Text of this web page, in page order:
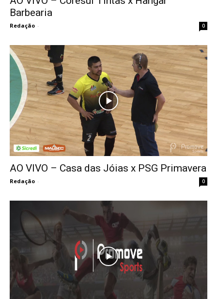
Barbearia
Redação - 0
AO VIVO – Casa das Jóias x PSG Primavera
Redação - 0